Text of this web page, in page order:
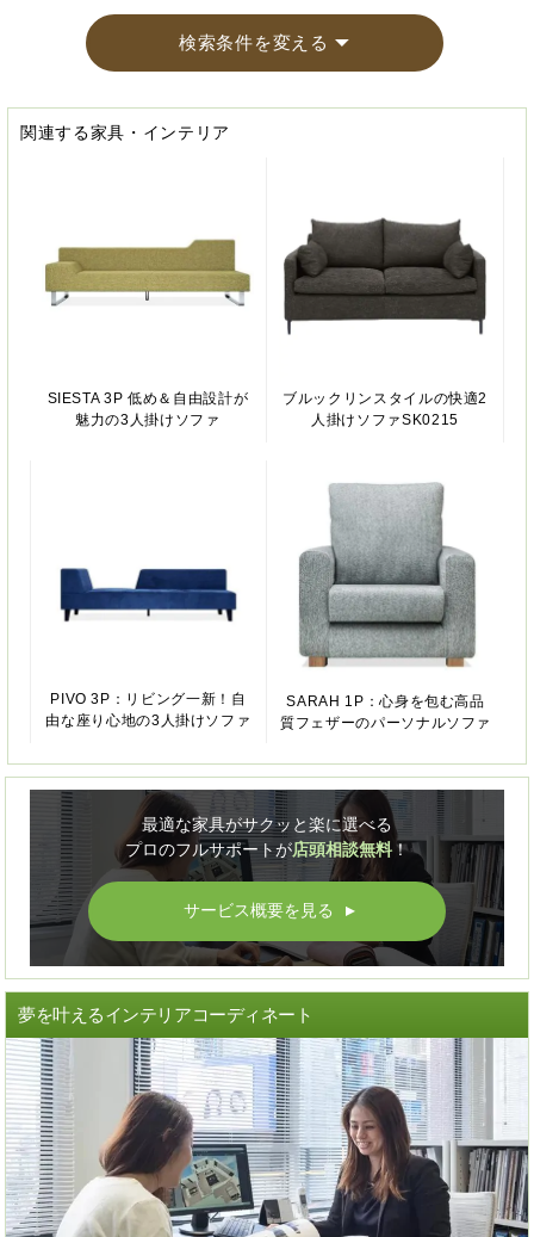
検索条件を変える
関連する家具・インテリア
SIESTA 3P 低め＆自由設計が
魅力の3人掛けソファ
ブルックリンスタイルの快適2
人掛けソファSK0215
PIVO 3P：リビング一新！自
由な座り心地の3人掛けソファ
SARAH 1P：心身を包む高品
質フェザーのパーソナルソファ
最適な家具がサクッと楽に選べる
プロのフルサポートが店頭相談無料！
サービス概要を見る ▲
夢を叶えるインテリアコーディネート